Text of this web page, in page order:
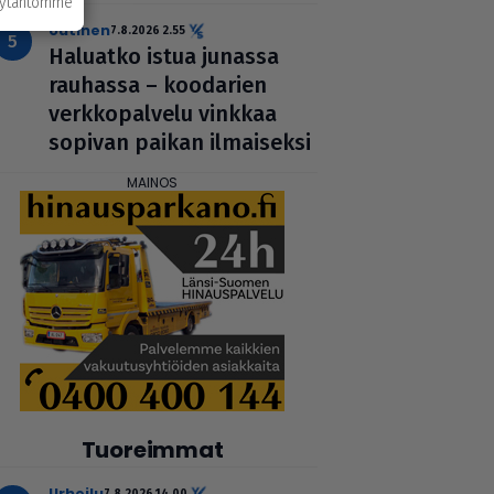
uutinen7.8.2026 2.55
Haluatko istua junassa
rauhassa – koodarien
verk­ko­pal­velu vinkkaa
sopivan paikan ilmai­seksi
Tuoreimmat